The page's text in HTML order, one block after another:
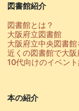
図書館紹介
図書館とは？
大阪府立図書館
大阪府立中央図書
近くの図書館で大
10代向けのイベン
本の紹介